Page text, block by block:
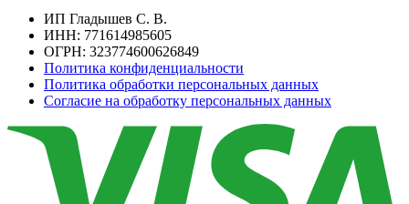
ИП Гладышев С. В.
ИНН: 771614985605
ОГРН: 323774600626849
Политика конфиденциальности
Политика обработки персональных данных
Согласие на обработку персональных данных